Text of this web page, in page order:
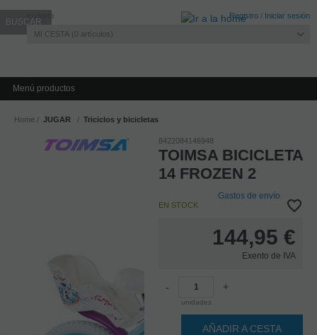
Invitado Registro / Iniciar sesión
MI CESTA 0 artículos
Menú productos
Home JUGAR Triciclos y bicicletas
8422084146948
TOIMSA BICICLETA
14 FROZEN 2
EN STOCK
Gastos de envío
144,95 €
Exento de IVA
-
unidades
+
AÑADIR A CESTA